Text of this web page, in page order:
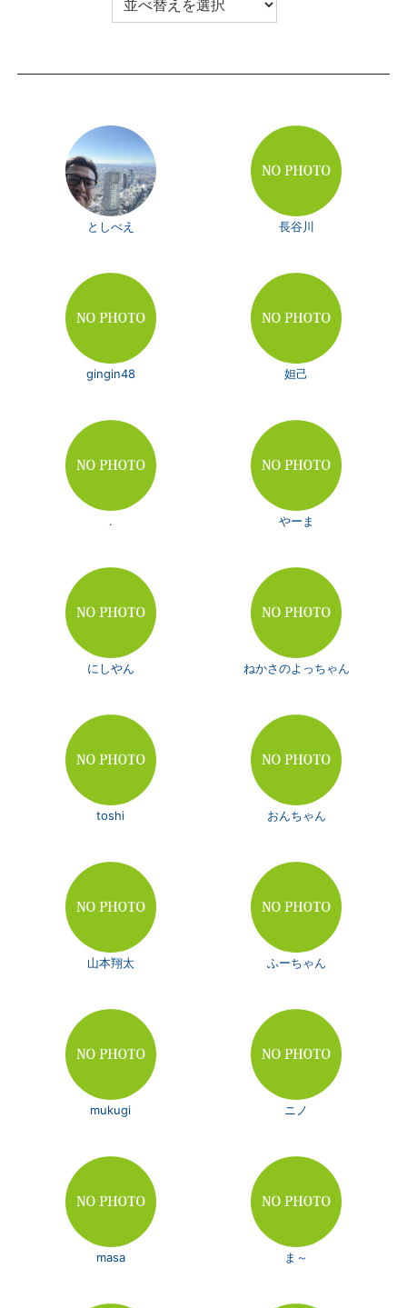
としべえ 長谷川
gingin48 妲己
. やーま
にしやん ねかさのよっちゃん
toshi おんちゃん
山本翔太 ふーちゃん
mukugi ニノ
masa ま～